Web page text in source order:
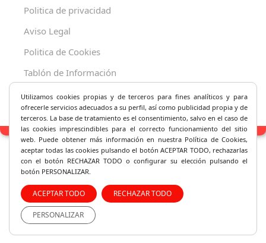
Politica de privacidad
Aviso Legal
Politica de Cookies
Tablón de Información
Decreto 625/2019
Utilizamos cookies propias y de terceros para fines analíticos y para
ofrecerle servicios adecuados a su perfil, así como publicidad propia y de
terceros. La base de tratamiento es el consentimiento, salvo en el caso de
las cookies imprescindibles para el correcto funcionamiento del sitio
web. Puede obtener más información en nuestra Política de Cookies,
aceptar todas las cookies pulsando el botón ACEPTAR TODO, rechazarlas
con el botón RECHAZAR TODO o configurar su elección pulsando el
botón PERSONALIZAR.
ACEPTAR TODO RECHAZAR TODO
PERSONALIZAR